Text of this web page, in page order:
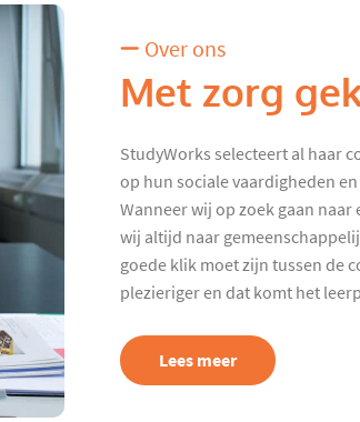
Over ons
Met zorg
StudyWorks selecteert al haar
op hun sociale vaardigheden
Wanneer wij op zoek gaan
wij altijd naar
goede klik moet zijn tussen de
plezieriger en dat komt het
Lees meer